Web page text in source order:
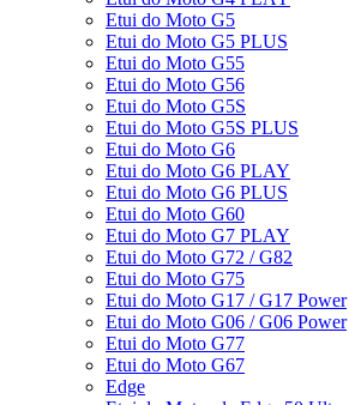
Etui do Moto G5
Etui do Moto G5 PLUS
Etui do Moto G55
Etui do Moto G56
Etui do Moto G5S
Etui do Moto G5S PLUS
Etui do Moto G6
Etui do Moto G6 PLAY
Etui do Moto G6 PLUS
Etui do Moto G60
Etui do Moto G7 PLAY
Etui do Moto G72 / G82
Etui do Moto G75
Etui do Moto G17 / G17 Power
Etui do Moto G06 / G06 Power
Etui do Moto G77
Etui do Moto G67
Edge